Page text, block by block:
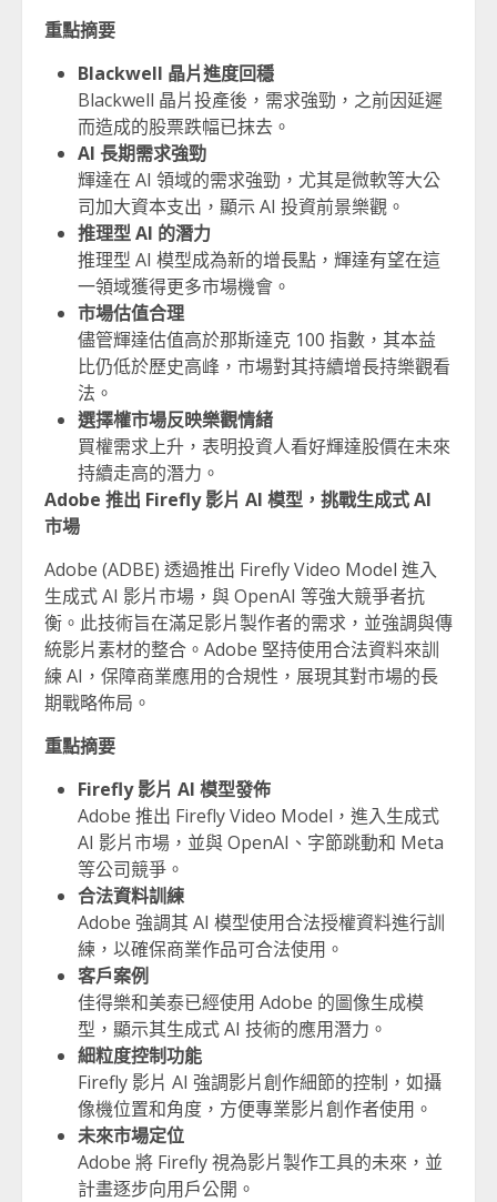
重點摘要
Blackwell 晶片進度回穩
Blackwell 晶片投產後，需求強勁，之前因延遲
而造成的股票跌幅已抹去。
AI 長期需求強勁
輝達在 AI 領域的需求強勁，尤其是微軟等大公
司加大資本支出，顯示 AI 投資前景樂觀。
推理型 AI 的潛力
推理型 AI 模型成為新的增長點，輝達有望在這
一領域獲得更多市場機會。
市場估值合理
儘管輝達估值高於那斯達克 100 指數，其本益
比仍低於歷史高峰，市場對其持續增長持樂觀看
法。
選擇權市場反映樂觀情緒
買權需求上升，表明投資人看好輝達股價在未來
持續走高的潛力。
Adobe 推出 Firefly 影片 AI 模型，挑戰生成式 AI
市場
Adobe (ADBE) 透過推出 Firefly Video Model 進入
生成式 AI 影片市場，與 OpenAI 等強大競爭者抗
衡。此技術旨在滿足影片製作者的需求，並強調與傳
統影片素材的整合。Adobe 堅持使用合法資料來訓
練 AI，保障商業應用的合規性，展現其對市場的長
期戰略佈局。
重點摘要
Firefly 影片 AI 模型發佈
Adobe 推出 Firefly Video Model，進入生成式
AI 影片市場，並與 OpenAI、字節跳動和 Meta
等公司競爭。
合法資料訓練
Adobe 強調其 AI 模型使用合法授權資料進行訓
練，以確保商業作品可合法使用。
客戶案例
佳得樂和美泰已經使用 Adobe 的圖像生成模
型，顯示其生成式 AI 技術的應用潛力。
細粒度控制功能
Firefly 影片 AI 強調影片創作細節的控制，如攝
像機位置和角度，方便專業影片創作者使用。
未來市場定位
Adobe 將 Firefly 視為影片製作工具的未來，並
計畫逐步向用戶公開。